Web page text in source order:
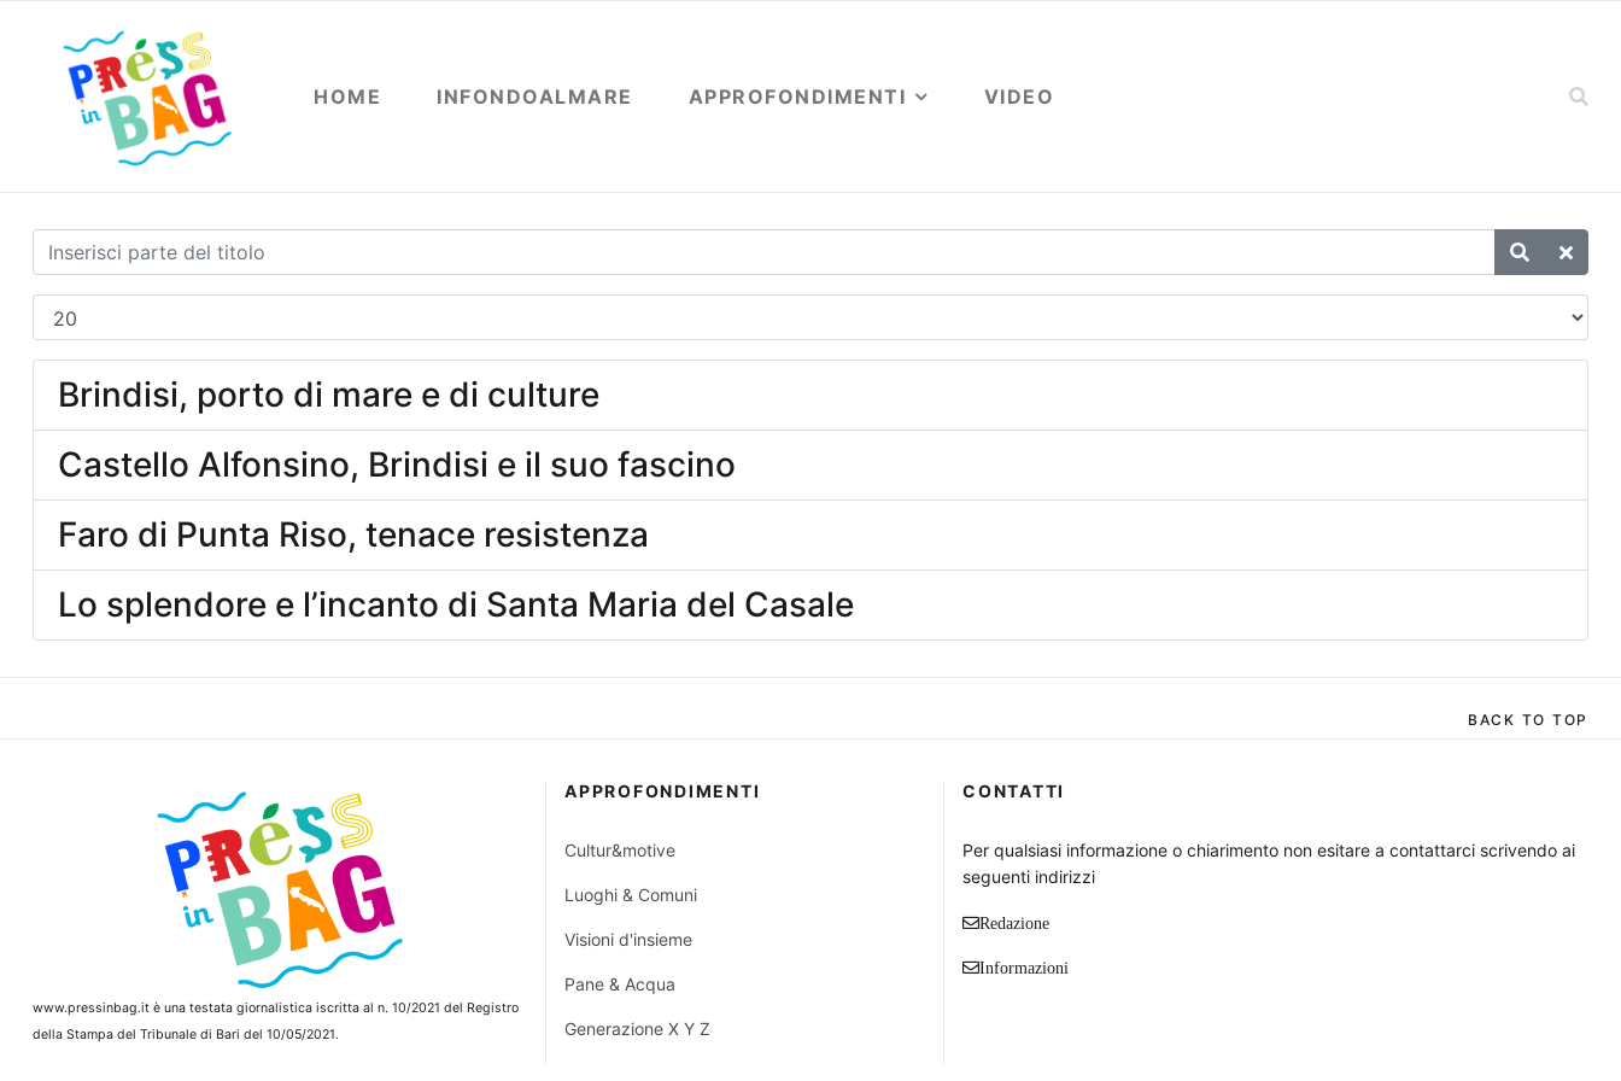
HOME INFONDOALMARE APPROFONDIMENTI VIDEO
Brindisi, porto di mare e di culture
Castello Alfonsino, Brindisi e il suo fascino
Faro di Punta Riso, tenace resistenza
Lo splendore e l’incanto di Santa Maria del Casale
BACK TO TOP
www.pressinbag.it è una testata giornalistica iscritta al n. 10/2021 del Registro
della Stampa del Tribunale di Bari del 10/05/2021.
APPROFONDIMENTI
Cultur&motive
Luoghi & Comuni
Visioni d'insieme
Pane & Acqua
Generazione X Y Z
CONTATTI
Per qualsiasi informazione o chiarimento non esitare a contattarci scrivendo ai
seguenti indirizzi
Redazione
Informazioni